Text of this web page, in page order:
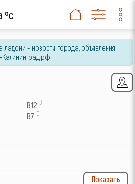
oC
ладони - новости города, объявления
Калининград.рф
B12 0
B7 0
Показать